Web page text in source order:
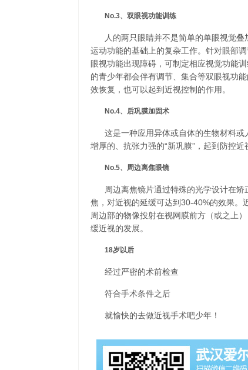
No.3、双眼视功能训练
人的两只眼睛并不是简单的单眼视觉
运动功能的基础上的复杂工作。针对眼部
眼视功能出现障碍，可制定相应视觉功能
的青少年都会伴有调节、集合等双眼视功
效恢复，也可以起到近视控制的作用。
No.4、后巩膜加固术
这是一种应用异体或自体的生物材料
增厚的、抗张力强的“新巩膜”，起到防控近
No.5、周边离焦眼镜
周边离焦镜片通过特殊的光学设计在
焦，对近视的延缓可达到30-40%的效果。
周边部的物像投射在视网膜前方（或之上
缓近视的发展。
18岁以后
经过严密的术前检查
符合手术条件之后
就愉快的去做近视手术吧少年！